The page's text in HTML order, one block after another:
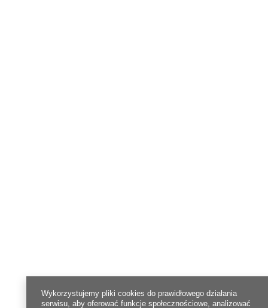
Wykorzystujemy pliki cookies do prawidłowego działania
serwisu, aby oferować funkcje społecznościowe, analizować